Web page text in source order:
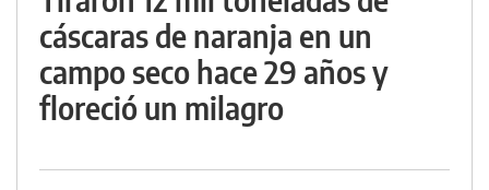
cáscaras de naranja en un
campo seco hace 29 años y
floreció un milagro